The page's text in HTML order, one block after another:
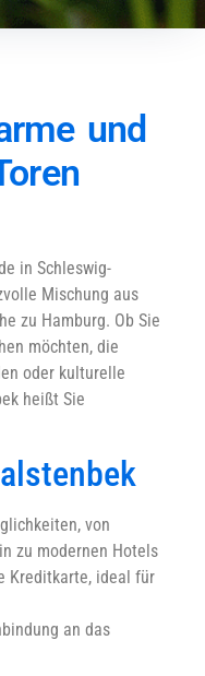
und
in Schleswig-
Mischung aus
zu Hamburg. Ob Sie
möchten, die
oder kulturelle
heißt Sie
von
zu modernen Hotels
Kreditkarte, ideal für
an das